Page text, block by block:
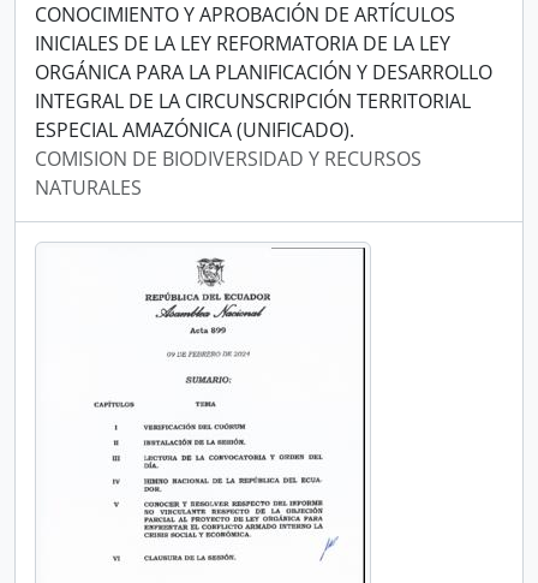
CONOCIMIENTO Y APROBACIÓN DE ARTÍCULOS
INICIALES DE LA LEY REFORMATORIA DE LA LEY
ORGÁNICA PARA LA PLANIFICACIÓN Y DESARROLLO
INTEGRAL DE LA CIRCUNSCRIPCIÓN TERRITORIAL
ESPECIAL AMAZÓNICA (UNIFICADO).
COMISION DE BIODIVERSIDAD Y RECURSOS
NATURALES